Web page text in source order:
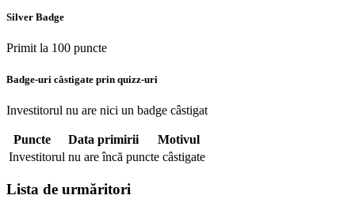
Silver Badge
Primit la 100 puncte
Badge-uri câstigate prin quizz-uri
Investitorul nu are nici un badge câstigat
Puncte Data primirii
Motivul
Investitorul nu are încă puncte câstigate
Lista de urmăritori